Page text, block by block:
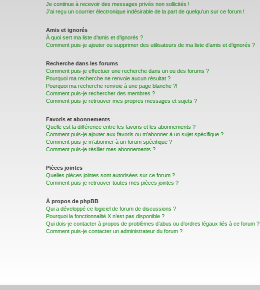
Je continue à recevoir des messages privés non sollicités !
J’ai reçu un courrier électronique indésirable de la part de quelqu’un sur ce forum !
Amis et ignorés
À quoi sert ma liste d’amis et d’ignorés ?
Comment puis-je ajouter ou supprimer des utilisateurs de ma liste d’amis et d’ignorés ?
Recherche dans les forums
Comment puis-je effectuer une recherche dans un ou des forums ?
Pourquoi ma recherche ne renvoie aucun résultat ?
Pourquoi ma recherche renvoie à une page blanche ?!
Comment puis-je rechercher des membres ?
Comment puis-je retrouver mes propres messages et sujets ?
Favoris et abonnements
Quelle est la différence entre les favoris et les abonnements ?
Comment puis-je ajouter aux favoris ou m’abonner à un sujet spécifique ?
Comment puis-je m’abonner à un forum spécifique ?
Comment puis-je résilier mes abonnements ?
Pièces jointes
Quelles pièces jointes sont autorisées sur ce forum ?
Comment puis-je retrouver toutes mes pièces jointes ?
À propos de phpBB
Qui a développé ce logiciel de forum de discussions ?
Pourquoi la fonctionnalité X n’est pas disponible ?
Qui dois-je contacter à propos de problèmes d’abus ou d’ordres légaux liés à ce forum ?
Comment puis-je contacter un administrateur du forum ?